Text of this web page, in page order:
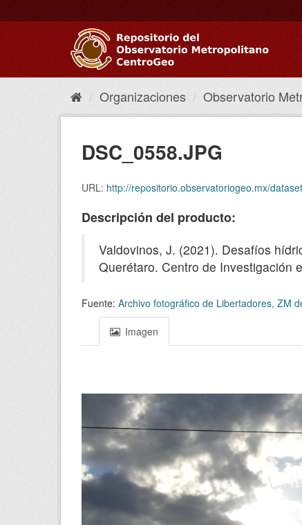
al
Organizaciones Observatorio
DSC_0558.JPG
URL: http://repositorio.observatoriogeo.mx/
Descripción del producto:
Valdovinos, J. (2021). Desafíos
Querétaro. Centro de Investigación
Fuente: Archivo fotográfico de Libertadores, ZM
Imagen